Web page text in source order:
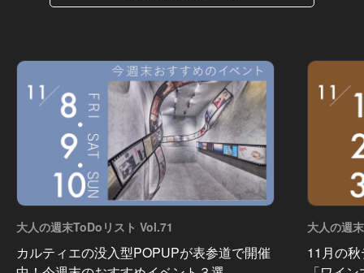
大人の週末ToDoリスト Vol.71
カルティエの没入型POPUPが表参道で開催
大人の週
11月の